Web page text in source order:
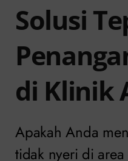
Solusi
di Klinik
Apakah Anda
tidak nyeri di